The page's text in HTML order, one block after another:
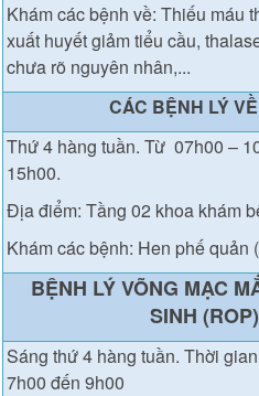
Khám các bệnh về: Thiếu máu
xuất huyết giảm tiểu cầu,
chưa rõ nguyên nhân,...
CÁC BỆNH LÝ
Thứ 4 hàng tuần. Từ 07h00 –
15h00.
Địa điểm: Tầng 02 khoa khám
Khám các bệnh: Hen phế quản
BỆNH LÝ VÕNG MẠC
SINH (ROP)
Sáng thứ 4 hàng tuần. Thời
7h00 đến 9h00